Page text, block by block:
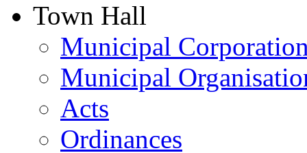
Town Hall
Municipal
Municipal
Acts
Ordinances